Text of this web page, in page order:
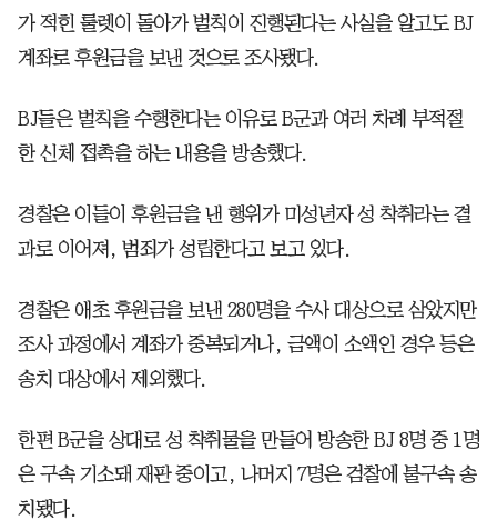
가 적힌 룰렛이 돌아가 벌칙이 진행된다는 사실을 알고도 BJ
계좌로 후원금을 보낸 것으로 조사됐다.
BJ들은 벌칙을 수행한다는 이유로 B군과 여러 차례 부적절
한 신체 접촉을 하는 내용을 방송했다.
경찰은 이들이 후원금을 낸 행위가 미성년자 성 착취라는 결
과로 이어져, 범죄가 성립한다고 보고 있다.
경찰은 애초 후원금을 보낸 280명을 수사 대상으로 삼았지만
조사 과정에서 계좌가 중복되거나, 금액이 소액인 경우 등은
송치 대상에서 제외했다.
한편 B군을 상대로 성 착취물을 만들어 방송한 BJ 8명 중 1명
은 구속 기소돼 재판 중이고, 나머지 7명은 검찰에 불구속 송
치됐다.